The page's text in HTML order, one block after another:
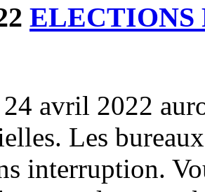
ELECTIONS
avril 2022
Les
interruption.